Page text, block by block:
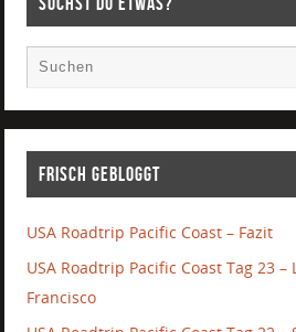
Frisch gebloggt
USA Roadtrip Pacific Coast – Fazit
USA Roadtrip Pacific Coast Tag 23 –
Francisco